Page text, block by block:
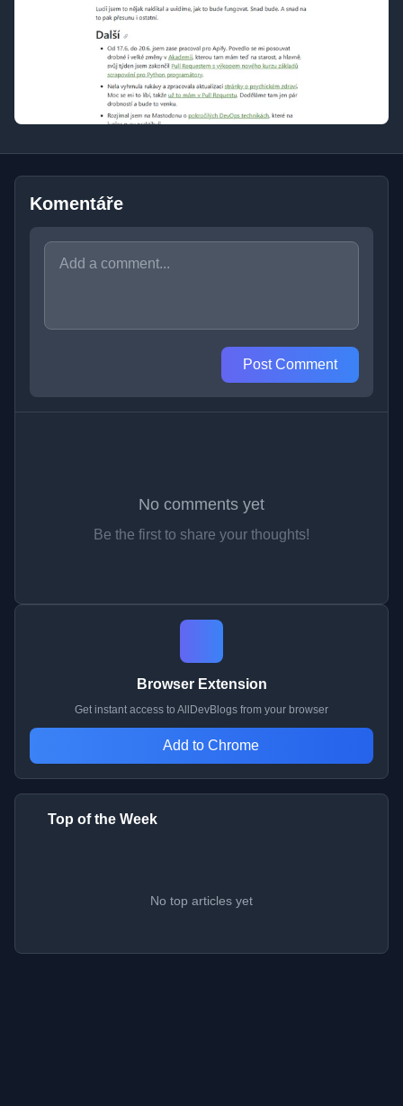
Komentáře
Post Comment
No comments yet
Be the first to share your thoughts!
Browser Extension
Get instant access to AllDevBlogs from your browser
Add to Chrome
Top of the Week
No top articles yet